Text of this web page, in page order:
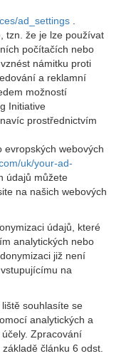
ad_settings
tzn. že je lze používat
počítačích nebo
námitku proti
a reklamní
možností
Initiative
prostřednictvím
evropských webových
uk/your-ad-
údajů můžete
na našich webových
údajů, které
analytických nebo
již není
na
souhlasíte se
analytických a
Zpracování
článku 6 odst.